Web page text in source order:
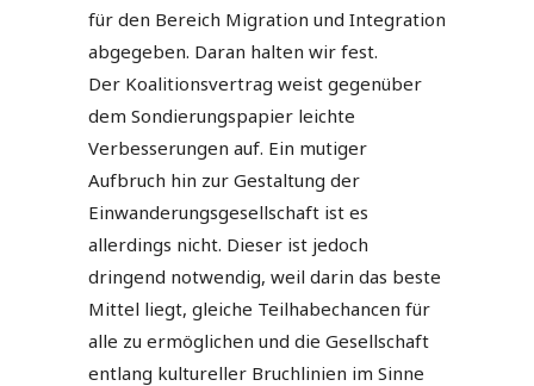
für den Bereich Migration und Integration
abgegeben. Daran halten wir fest.
Der Koalitionsvertrag weist gegenüber
dem Sondierungspapier leichte
Verbesserungen auf. Ein mutiger
Aufbruch hin zur Gestaltung der
Einwanderungsgesellschaft ist es
allerdings nicht. Dieser ist jedoch
dringend notwendig, weil darin das beste
Mittel liegt, gleiche Teilhabechancen für
alle zu ermöglichen und die Gesellschaft
entlang kultureller Bruchlinien im Sinne